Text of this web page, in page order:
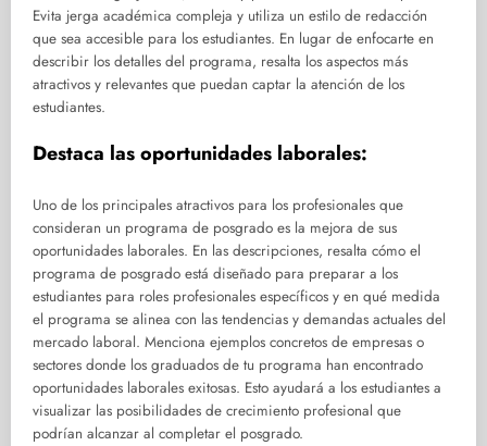
Evita jerga académica compleja y utiliza un estilo de redacción
que sea accesible para los estudiantes. En lugar de enfocarte en
describir los detalles del programa, resalta los aspectos más
atractivos y relevantes que puedan captar la atención de los
estudiantes.
Destaca las oportunidades laborales:
Uno de los principales atractivos para los profesionales que
consideran un programa de posgrado es la mejora de sus
oportunidades laborales. En las descripciones, resalta cómo el
programa de posgrado está diseñado para preparar a los
estudiantes para roles profesionales específicos y en qué medida
el programa se alinea con las tendencias y demandas actuales del
mercado laboral. Menciona ejemplos concretos de empresas o
sectores donde los graduados de tu programa han encontrado
oportunidades laborales exitosas. Esto ayudará a los estudiantes a
visualizar las posibilidades de crecimiento profesional que
podrían alcanzar al completar el posgrado.